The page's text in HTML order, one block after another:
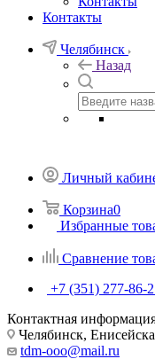
Контакты
Челябинск
Назад
Личный
Корзина0
Избранные
Сравнение
+7 (351) 277-86-
Контактная
Челябинск,
tdm-ooo@mail.ru